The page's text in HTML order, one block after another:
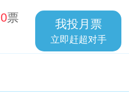
0票 我投月票
立即赶超对手